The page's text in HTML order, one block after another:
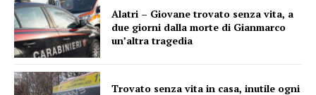
Alatri – Giovane trovato senza vita, a
due giorni dalla morte di Gianmarco
un’altra tragedia
Trovato senza vita in casa, inutile ogni